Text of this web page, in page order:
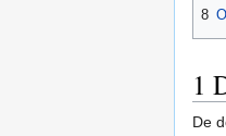
8
1
De